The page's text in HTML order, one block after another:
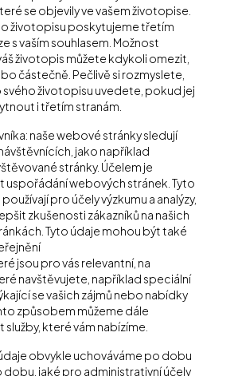
se objevily ve vašem životopise.
životopisu poskytujeme třetím
s vaším souhlasem. Možnost
životopis můžete kdykoli omezit,
částečně. Pečlivě si rozmyslete,
svého životopisu uvedete, pokud jej
i třetím stranám.
naše webové stránky sledují
jako například
stránky. Účelem je
uspořádání webových stránek. Tyto
pro účely výzkumu a analýzy,
zkušenosti zákazníků na našich
Tyto údaje mohou být také
jsou pro vás relevantní, na
navštěvujete, například speciální
se vašich zájmů nebo nabídky
způsobem můžeme dále
které vám nabízíme.
obvykle uchováváme po dobu
dobu, jaké pro administrativní účely